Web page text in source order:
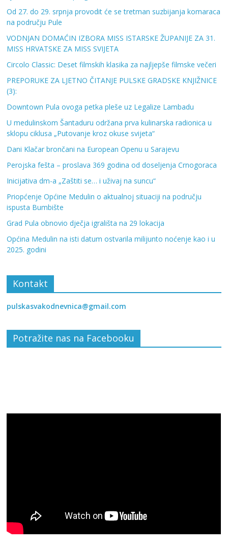
Od 27. do 29. srpnja provodit će se tretman suzbijanja komaraca
na području Pule
VODNJAN DOMAĆIN IZBORA MISS ISTARSKE ŽUPANIJE ZA 31.
MISS HRVATSKE ZA MISS SVIJETA
Circolo Classic: Deset filmskih klasika za najljepše filmske večeri
PREPORUKE ZA LJETNO ČITANJE PULSKE GRADSKE KNJIŽNICE
(3):
Downtown Pula ovoga petka pleše uz Legalize Lambadu
U medulinskom Šantaduru održana prva kulinarska radionica u
sklopu ciklusa „Putovanje kroz okuse svijeta“
Dani Klačar brončani na European Openu u Sarajevu
Perojska fešta – proslava 369 godina od doseljenja Crnogoraca
Inicijativa dm-a „Zaštiti se… i uživaj na suncu“
Priopćenje Općine Medulin o aktualnoj situaciji na području
ispusta Bumbište
Grad Pula obnovio dječja igrališta na 29 lokacija
Općina Medulin na isti datum ostvarila milijunto noćenje kao i u
2025. godini
Kontakt
pulskasvakodnevnica@gmail.com
Potražite nas na Facebooku